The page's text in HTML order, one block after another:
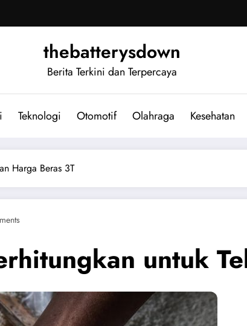
thebatterysdown
Berita Terkini dan Terpercaya
Teknologi Otomotif Olahraga Kesehatan
Harga Beras 3T
untuk